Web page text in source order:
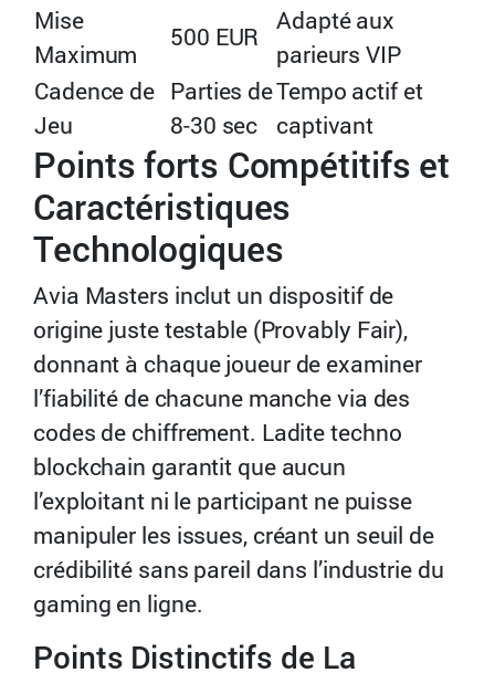
Mise
Maximum
500 EUR
Adapté aux
parieurs VIP
Cadence de
Jeu
Parties de
8-30 sec
Tempo actif et
captivant
Points forts Compétitifs et
Caractéristiques
Technologiques
Avia Masters inclut un dispositif de
origine juste testable (Provably Fair),
donnant à chaque joueur de examiner
l’fiabilité de chacune manche via des
codes de chiffrement. Ladite techno
blockchain garantit que aucun
l’exploitant ni le participant ne puisse
manipuler les issues, créant un seuil de
crédibilité sans pareil dans l’industrie du
gaming en ligne.
Points Distinctifs de La